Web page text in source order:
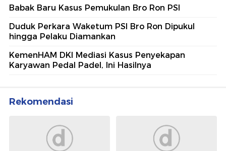
Babak Baru Kasus Pemukulan Bro Ron PSI
Duduk Perkara Waketum PSI Bro Ron Dipukul
hingga Pelaku Diamankan
KemenHAM DKI Mediasi Kasus Penyekapan
Karyawan Pedal Padel, Ini Hasilnya
Rekomendasi